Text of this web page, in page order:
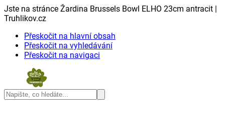
Jste na stránce Žardina Brussels Bowl ELHO 23cm antracit |
Truhlikov.cz
Přeskočit na hlavní obsah
Přeskočit na vyhledávání
Přeskočit na navigaci